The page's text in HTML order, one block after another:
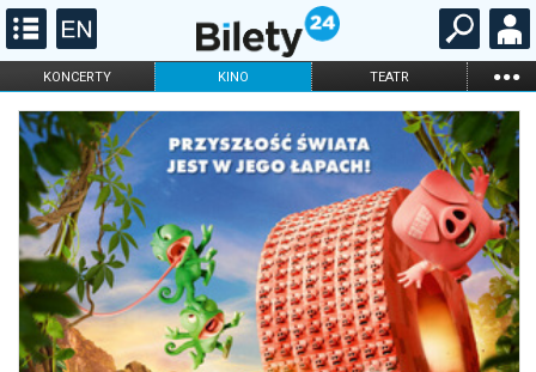
KONCERTY KINO TEATR ...
FILHARMONIA OPERA I BALET
STAND-UP
DLA DZIECI
ONLINE KARNETY